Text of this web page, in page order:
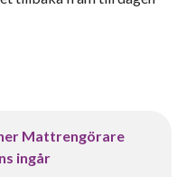
Mattrengörare
ingår